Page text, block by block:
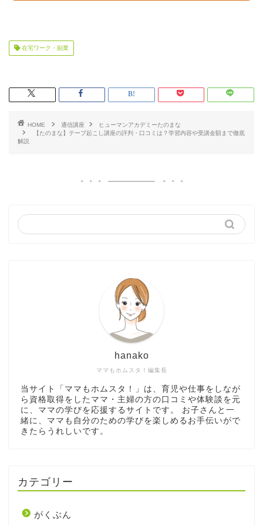
在宅ワーク・副業
HOME 通信講座
ヒューマンアカデミーたのまな
【たのまな】テープ起こし講座の評判・口コミは？学習内容や受講金額まで徹底
解説
ママもホムスタ！編集長
hanako
当サイト「ママもホムスタ！」は、育児や仕事をしなが
ら資格取得をしたママ・主婦の方の口コミや体験談を元
に、ママの学びを応援するサイトです。 お子さんと一
緒に、ママも自分のための学びを楽しめるお手伝いがで
きたらうれしいです。
カテゴリー
がくぶん